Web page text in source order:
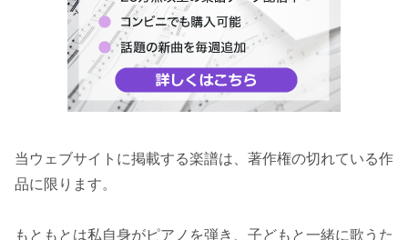
当ウェブサイトに掲載する楽譜は、著作権の切れている作
品に限ります。
もともとは私自身がピアノを弾き、子どもと一緒に歌うた